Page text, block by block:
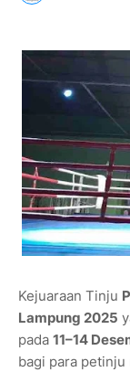
Kejuaraan Tinju
Lampung 2025
pada 11–14
bagi para petinju